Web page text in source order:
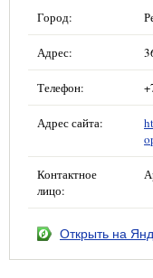
Город:
Адрес:
Телефон:
Адрес сайта:
Контактное
лицо:
Открыть на